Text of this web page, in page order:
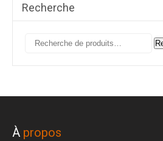
Recherche
Recherche
À propos